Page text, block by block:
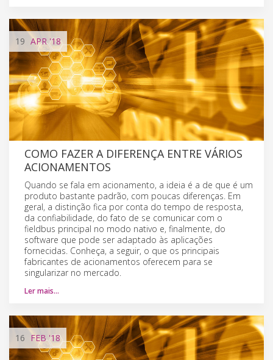
19 APR'18
COMO FAZER A DIFERENÇA ENTRE VÁRIOS
ACIONAMENTOS
Quando se fala em acionamento, a ideia é a de que é um
produto bastante padrão, com poucas diferenças. Em
geral, a distinção fica por conta do tempo de resposta,
da confiabilidade, do fato de se comunicar com o
fieldbus principal no modo nativo e, finalmente, do
software que pode ser adaptado às aplicações
fornecidas. Conheça, a seguir, o que os principais
fabricantes de acionamentos oferecem para se
singularizar no mercado.
Ler mais…
16 FEB'18